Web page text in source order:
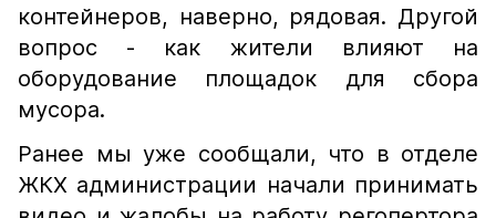
контейнеров, наверно, рядовая. Другой
вопрос - как жители влияют на
оборудование площадок для сбора
мусора.
Ранее мы уже сообщали, что в отделе
ЖКХ администрации начали принимать